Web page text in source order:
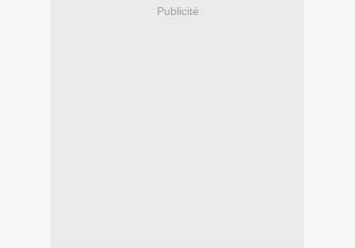
Publicité